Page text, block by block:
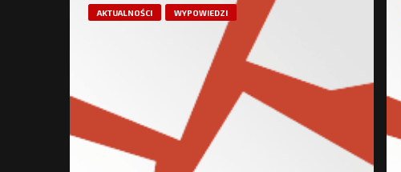
AKTUALNOŚCI WYPOWIEDZI